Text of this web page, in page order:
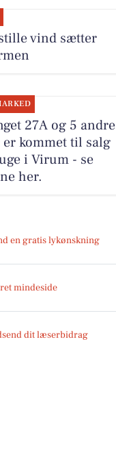
vind sætter
27A og 5 andre
kommet til salg
i Virum - se
her.
en gratis lykønskning
mindeside
dit læserbidrag